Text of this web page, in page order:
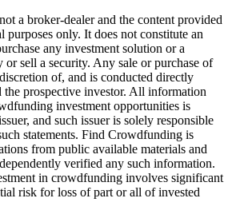
a broker-dealer and the content provided
purposes only. It does not constitute an
any investment solution or a
or sell a security. Any sale or purchase of
of, and is conducted directly
the prospective investor. All information
investment opportunities is
and such issuer is solely responsible
statements. Find Crowdfunding is
from public available materials and
verified any such information.
in crowdfunding involves significant
risk for loss of part or all of invested